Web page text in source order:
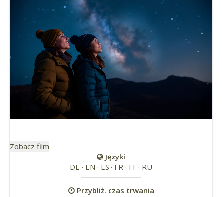
Zobacz film
Języki
DE · EN · ES · FR · IT · RU
Przybliż. czas trwania